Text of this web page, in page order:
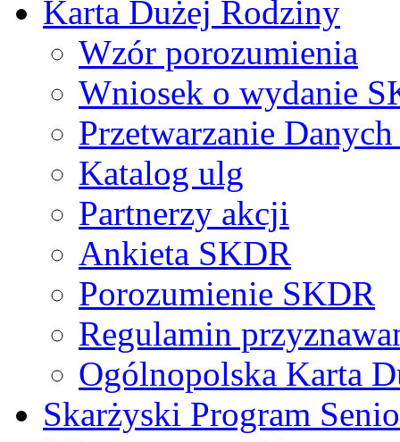
Karta Dużej Rodziny
Wzór porozumienia
Wniosek o wydanie
Przetwarzanie
Katalog ulg
Partnerzy akcji
Ankieta SKDR
Porozumienie SKDR
Regulamin
Ogólnopolska Karta
Skarżyski Program